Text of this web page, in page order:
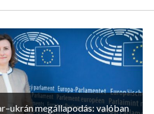
megállapodás: valóban